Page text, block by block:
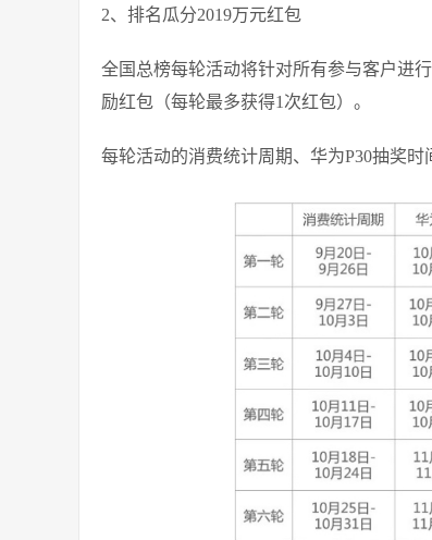
2、排名瓜分2019万元红包
全国总榜每轮活动将针对所有参与客户进
励红包（每轮最多获得1次红包）。
每轮活动的消费统计周期、华为P30抽奖